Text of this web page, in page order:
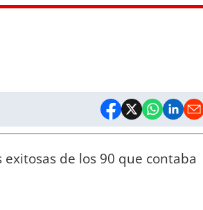
de los 90 que contaba